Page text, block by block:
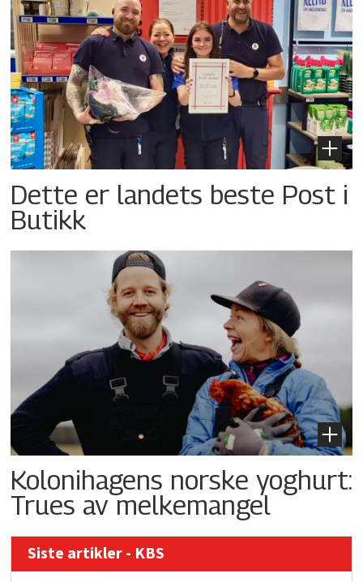
Dette er landets beste Post i
Butikk
Kolonihagens norske yoghurt:
Trues av melkemangel
Siste artikler - KBS